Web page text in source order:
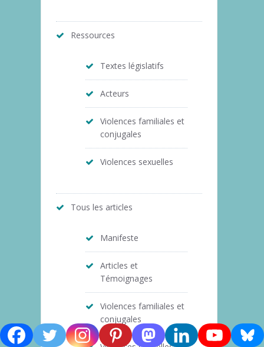
Ressources
Textes législatifs
Acteurs
Violences familiales et
conjugales
Violences sexuelles
Tous les articles
Manifeste
Articles et
Témoignages
Violences familiales et
conjugales